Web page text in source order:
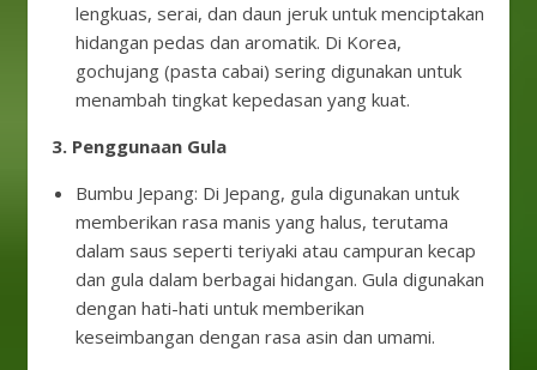
lengkuas, serai, dan daun jeruk untuk menciptakan
hidangan pedas dan aromatik. Di Korea,
gochujang (pasta cabai) sering digunakan untuk
menambah tingkat kepedasan yang kuat.
3. Penggunaan Gula
Bumbu Jepang: Di Jepang, gula digunakan untuk
memberikan rasa manis yang halus, terutama
dalam saus seperti teriyaki atau campuran kecap
dan gula dalam berbagai hidangan. Gula digunakan
dengan hati-hati untuk memberikan
keseimbangan dengan rasa asin dan umami.